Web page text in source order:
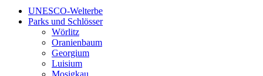
UNESCO-Welterbe
Parks und Schlösser
Wörlitz
Oranienbaum
Georgium
Luisium
Mosigkau